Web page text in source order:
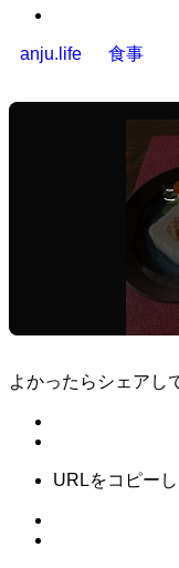
anju.life 食事
よかったらシェアし
URLをコピーし